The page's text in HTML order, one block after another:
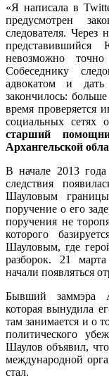
«Я написала в
предусмотрен
следователя. Через
невозможно
Собеседнику
адвокатом и
закончилось:
время проверяется
социальных сетях
старший
Архангельской
В начале 2013
следствия
Шауловым
поручение о его
поручения не
которого
Шауловым, где
разборок. 21
начали появляться
Бывший заммэра
которая вынудила
там занимается и о
политического
Шаулов объявил,
международной
стал.